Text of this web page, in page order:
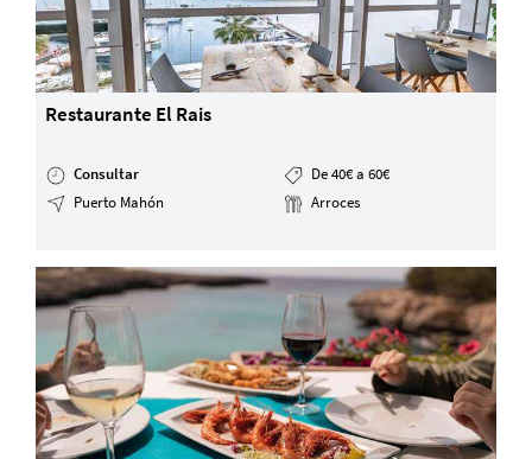
Restaurante El Rais
Consultar
De 40€ a 60€
Puerto Mahón
Arroces